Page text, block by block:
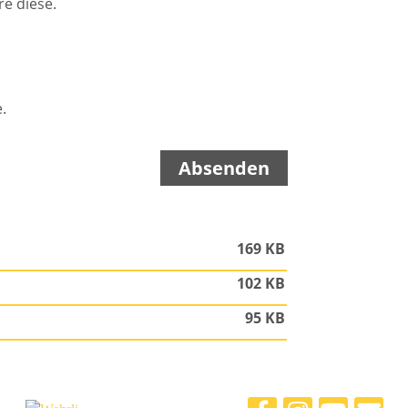
169 KB
102 KB
95 KB